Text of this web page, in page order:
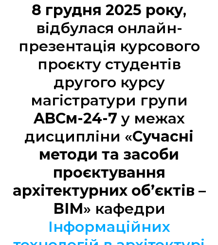
8 грудня 2025 року,
відбулася онлайн-
презентація курсового
проєкту студентів
другого курсу
магістратури групи
ABCм-24-7 у межах
дисципліни «Сучасні
методи та засоби
проєктування
архітектурних об’єктів –
ВІМ» кафедри
Інформаційних